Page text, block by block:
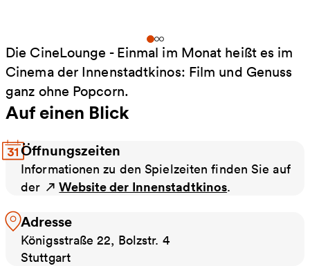
Die CineLounge - Einmal im Monat heißt es im
Cinema der Innenstadtkinos: Film und Genuss
ganz ohne Popcorn.
Auf einen Blick
Öffnungszeiten
Informationen zu den Spielzeiten finden Sie auf
der
Website der Innenstadtkinos.
Adresse
Königsstraße 22, Bolzstr. 4
Stuttgart